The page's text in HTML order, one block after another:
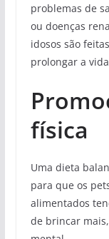
problemas de
ou doenças
idosos são
prolongar a
física
Uma dieta
para que os
alimentados
de brincar